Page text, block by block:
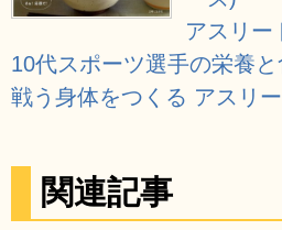
アスリー
10代スポーツ選手の栄養
戦う身体をつくる アスリ
関連記事